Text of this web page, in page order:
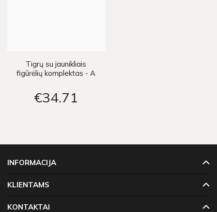
Tigrų su jaunikliais
figūrėlių komplektas - A
€34 71
INFORMACIJA
KLIENTAMS
KONTAKTAI